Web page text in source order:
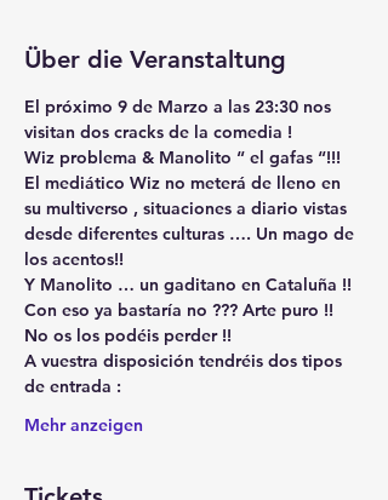
Über die Veranstaltung
El próximo 9 de Marzo a las 23:30 nos
visitan dos cracks de la comedia !
Wiz problema & Manolito “ el gafas “!!!
El mediático Wiz no meterá de lleno en
su multiverso , situaciones a diario vistas
desde diferentes culturas …. Un mago de
los acentos!!
Y Manolito … un gaditano en Cataluña !!
Con eso ya bastaría no ??? Arte puro !!
No os los podéis perder !!
A vuestra disposición tendréis dos tipos
de entrada :
Mehr anzeigen